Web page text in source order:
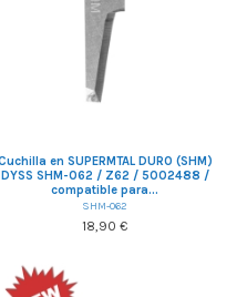
en SUPERMTAL DURO (SHM)
DYSS SHM-062 / Z62 / 5002488 /
compatible para...
SHM-062
18,90 €